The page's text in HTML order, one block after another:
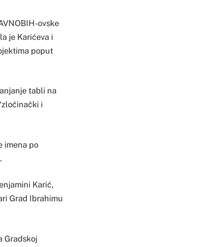
ovske
je Karićeva i
poput
tabli na
i
imena po
Karić,
Grad Ibrahimu
Gradskoj